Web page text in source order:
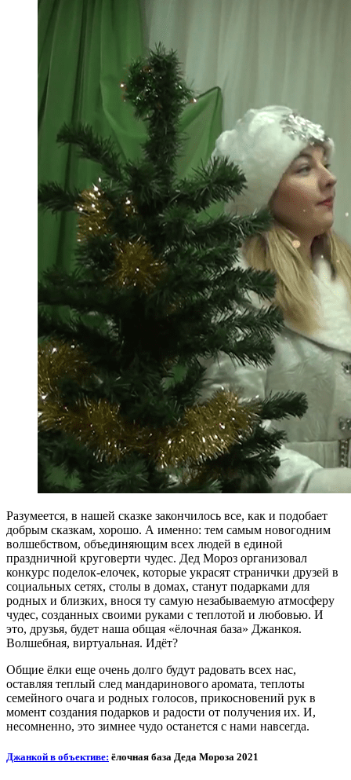
Разумеется, в нашей сказке закончилось все, как и подобает
добрым сказкам, хорошо. А именно: тем самым новогодним
волшебством, объединяющим всех людей в единой
праздничной круговерти чудес. Дед Мороз организовал
конкурс поделок-елочек, которые украсят странички друзей в
социальных сетях, столы в домах, станут подарками для
родных и близких, внося ту самую незабываемую атмосферу
чудес, созданных своими руками с теплотой и любовью. И
это, друзья, будет наша общая «ёлочная база» Джанкоя.
Волшебная, виртуальная. Идёт?
Общие ёлки еще очень долго будут радовать всех нас,
оставляя теплый след мандаринового аромата, теплоты
семейного очага и родных голосов, прикосновений рук в
момент создания подарков и радости от получения их. И,
несомненно, это зимнее чудо останется с нами навсегда.
Джанкой в объективе: ёлочная база Деда Мороза 2021